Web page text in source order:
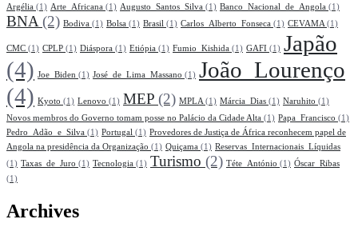
Argélia (1) Arte_Africana (1) Augusto_Santos_Silva (1) Banco_Nacional_de_Angola (1)
BNA(2) Bodiva (1) Bolsa (1) Brasil (1) Carlos_Alberto_Fonseca (1) CEVAMA(1)
CMC (1) CPLP (1) Diáspora (1) Etiópia (1) Fumio_Kishida (1) GAFI (1) Japão
(4) Joe_Biden (1) José_de_Lima_Massano (1) João_Lourenço
(4) Kyoto (1) Lenovo (1) MEP (2) MPLA(1) Márcia_Dias (1) Naruhito (1)
Novos membros do Governo tomam posse no Palácio da Cidade Alta (1) Papa_Francisco (1)
Pedro_Adão_e_Silva (1) Portugal (1) Provedores de Justiça de África reconhecem papel de
Angola na presidência da Organização (1) Quiçama (1) Reservas_Internacionais_Líquidas
(1) Taxas_de_Juro (1) Tecnologia (1) Turismo (2) Téte_António (1) Óscar_Ribas
(1)
Archives